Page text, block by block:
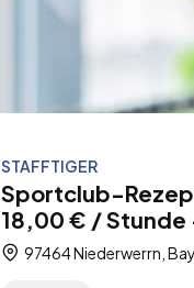
STAFFTIGER
Sportclub-
18,00 € /
97464 Niederwerrn,